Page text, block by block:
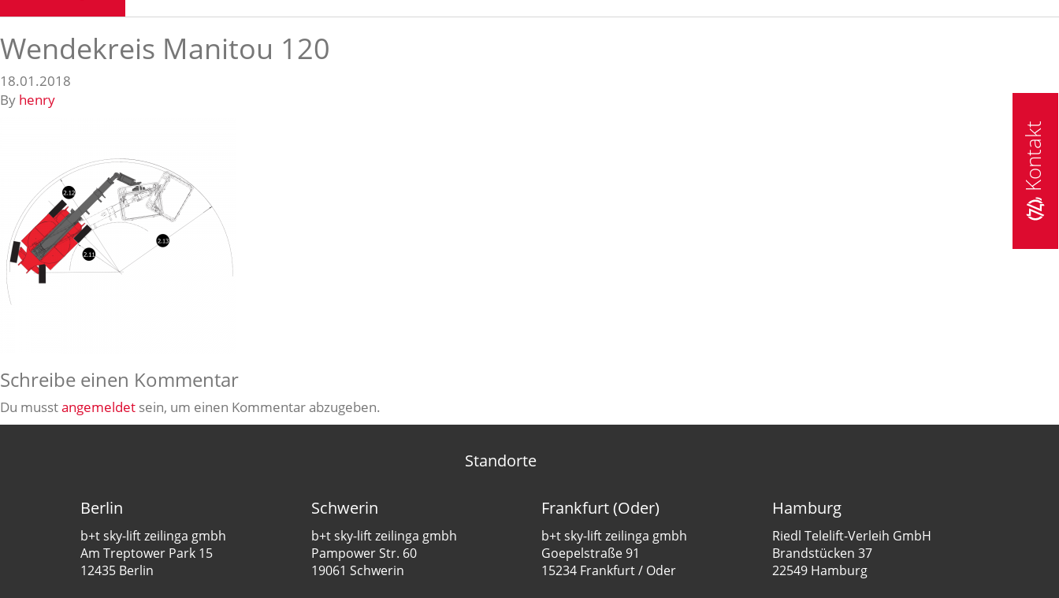
Wendekreis Manitou 120
18.01.2018
By henry
Schreibe einen Kommentar
Du musstangemeldet sein, um einen Kommentar abzugeben.
Standorte
Berlin
b+t sky-lift zeilinga gmbh
Am Treptower Park 15
12435 Berlin
Schwerin
b+t sky-lift zeilinga gmbh
Pampower Str. 60
19061 Schwerin
Frankfurt (Oder)
b+t sky-lift zeilinga gmbh
Goepelstraße 91
15234 Frankfurt / Oder
Hamburg
Riedl Telelift-Verleih GmbH
Brandstücken 37
22549 Hamburg
Kontakt